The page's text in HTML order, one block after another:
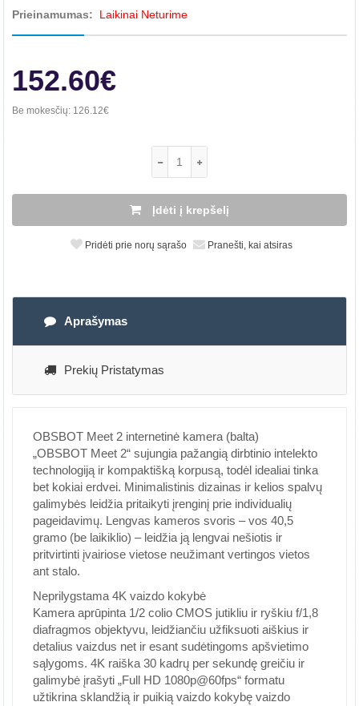
Prieinamumas:
Laikinai Neturime
152.60€
Be mokesčių: 126.12€
Įdėti į krepšelį
Pridėti prie norų sąrašo Pranešti, kai atsiras
Aprašymas
Prekių Pristatymas
OBSBOT Meet 2 internetinė kamera (balta)
„OBSBOT Meet 2“ sujungia pažangią dirbtinio intelekto
technologiją ir kompaktišką korpusą, todėl idealiai tinka
bet kokiai erdvei. Minimalistinis dizainas ir kelios spalvų
galimybės leidžia pritaikyti įrenginį prie individualių
pageidavimų. Lengvas kameros svoris – vos 40,5
gramo (be laikiklio) – leidžia ją lengvai nešiotis ir
pritvirtinti įvairiose vietose neužimant vertingos vietos
ant stalo.
Neprilygstama 4K vaizdo kokybė
Kamera aprūpinta 1/2 colio CMOS jutikliu ir ryškiu f/1,8
diafragmos objektyvu, leidžiančiu užfiksuoti aiškius ir
detalius vaizdus net ir esant sudėtingoms apšvietimo
sąlygoms. 4K raiška 30 kadrų per sekundę greičiu ir
galimybė įrašyti „Full HD 1080p@60fps“ formatu
užtikrina sklandžią ir puikią vaizdo kokybę vaizdo